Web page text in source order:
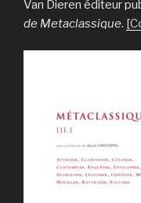
Van Dieren éditeur
de Metaclassique.